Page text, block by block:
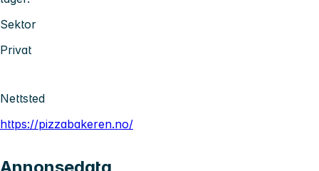
Sektor
Privat
Nettsted
https://pizzabakeren.no/